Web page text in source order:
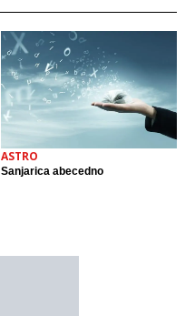
ASTRO
Sanjarica abecedno